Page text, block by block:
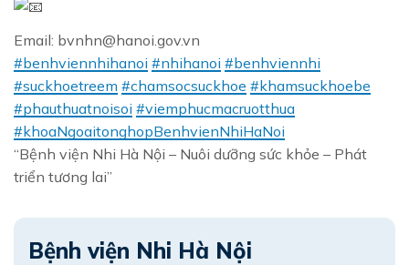
Email: bvnhn@hanoi.gov.vn
#benhviennhihanoi #nhihanoi #benhviennhi
#suckhoetreem #chamsocsuckhoe #khamsuckhoebe
#phauthuatnoisoi #viemphucmacruotthua
#khoaNgoaitonghopBenhvienNhiHaNoi
“Bệnh viện Nhi Hà Nội – Nuôi dưỡng sức khỏe – Phát
triển tương lai”
Bệnh viện Nhi Hà Nội